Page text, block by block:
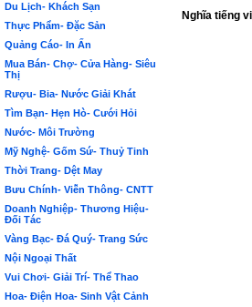
Du Lịch- Khách Sạn
Thực Phẩm- Đặc Sản
Quảng Cáo- In Ấn
Mua Bán- Chợ- Cửa Hàng- Siêu
Thị
Rượu- Bia- Nước Giải Khát
Tìm Bạn- Hẹn Hò- Cưới Hỏi
Nước- Môi Trường
Mỹ Nghệ- Gốm Sứ- Thuỷ Tinh
Thời Trang- Dệt May
Bưu Chính- Viễn Thông- CNTT
Doanh Nghiệp- Thương Hiệu-
Đối Tác
Vàng Bạc- Đá Quý- Trang Sức
Nội Ngoại Thất
Vui Chơi- Giải Trí- Thể Thao
Hoa- Điện Hoa- Sinh Vật Cảnh
Nghĩa tiếng